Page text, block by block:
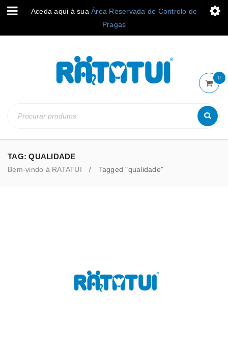
Aceda aqui à sua Área Reservada de Controlo de
Pragas
0
TAG: QUALIDADE
Bem-vindo à RATATUI / Tagged "qualidade"